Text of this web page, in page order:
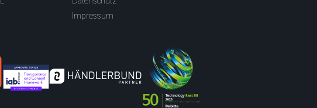
Impressum